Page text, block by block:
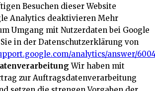
Besuchen dieser Website
Analytics deaktivieren Mehr
Umgang mit Nutzerdaten bei Google
in der Datenschutzerklärung von
analytics/answer/
Wir haben mit
zur Auftragsdatenverarbeitung